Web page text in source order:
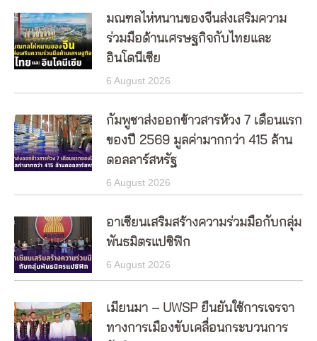
มณฑลไห่หนานของจีนส่งเสริมความ
ร่วมมือด้านเศรษฐกิจกับไทยและ
อินโดนีเซีย
6 August 2026
กัมพูชาส่งออกข้าวสารห้วง 7 เดือนแรก
ของปี 2569 มูลค่ามากกว่า 415 ล้าน
ดอลลาร์สหรัฐ
6 August 2026
อาเซียนเสริมสร้างความร่วมมือกับกลุ่ม
พันธมิตรแปซิฟิก
6 August 2026
เมียนมา – UWSP ยืนยันใช้การเจรจา
ทางการเมืองขับเคลื่อนกระบวนการ